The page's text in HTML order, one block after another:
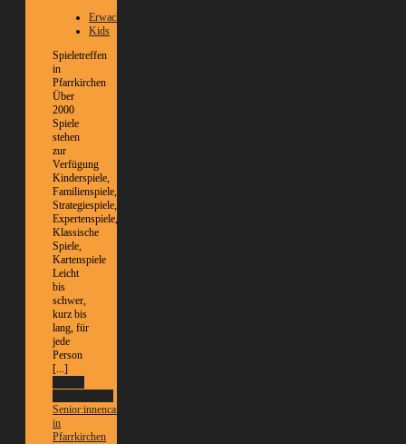
Erwachsene
Kids
Spieletreffen
in
Pfarrkirchen
Über
2000
Spiele
stehen
zur
Verfügung
Kinderspiele,
Familienspiele,
Strategiespiele,
Expertenspiele,
Klassische
Spiele,
Kartenspiele
Leicht
bis
schwer,
kurz bis
lang, für
jede
Person
[...]
Senior:innencafé
in
Pfarrkirchen